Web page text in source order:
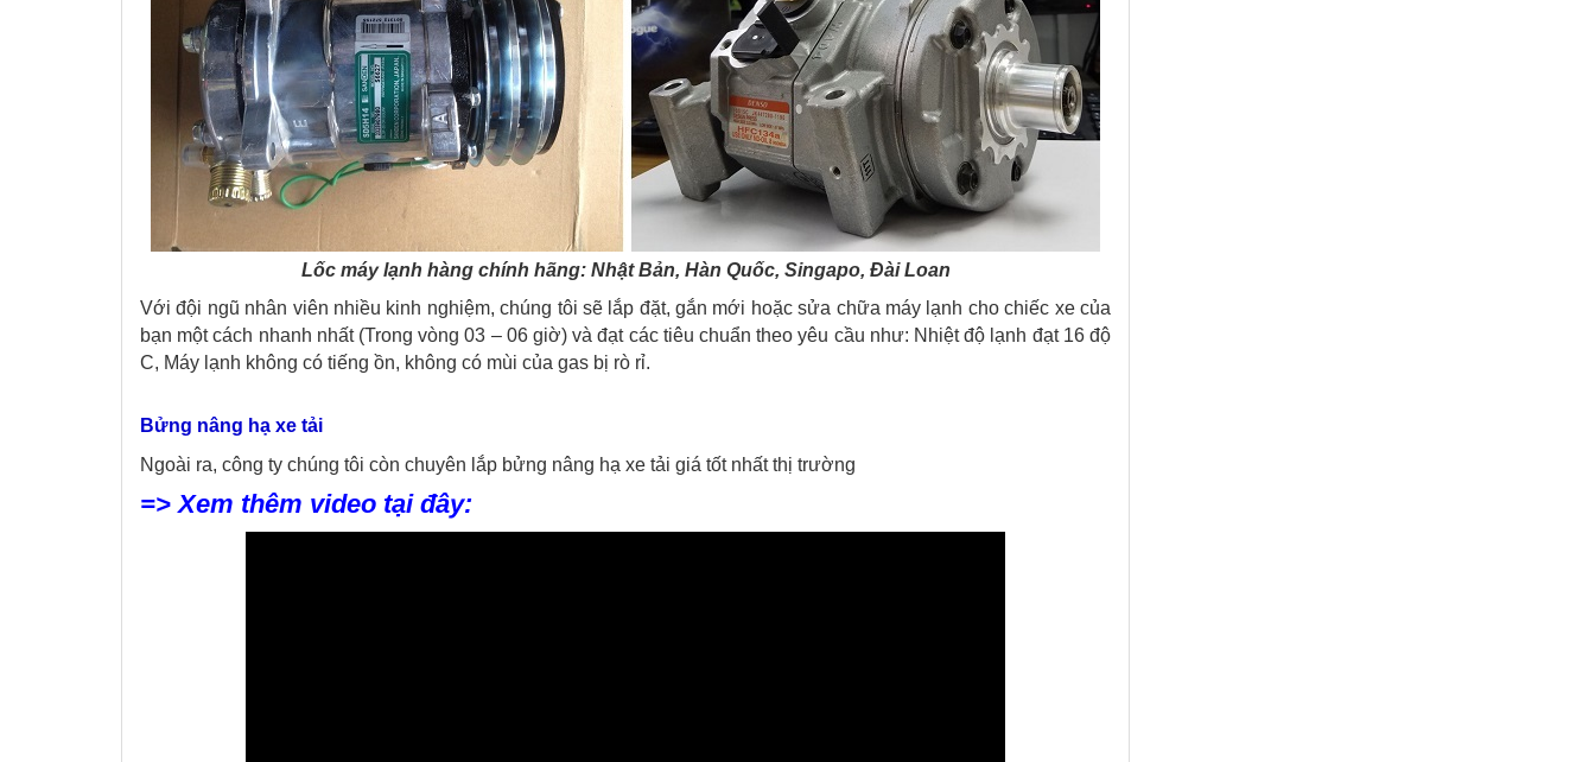
Lốc máy lạnh hàng chính hãng: Nhật Bản, Hàn Quốc, Singapo, Đài Loan
Với đội ngũ nhân viên nhiều kinh nghiệm, chúng tôi sẽ lắp đặt, gắn mới hoặc sửa chữa máy lạnh cho chiếc xe của
bạn một cách nhanh nhất (Trong vòng 03 – 06 giờ) và đạt các tiêu chuẩn theo yêu cầu như: Nhiệt độ lạnh đạt 16 độ
C, Máy lạnh không có tiếng ồn, không có mùi của gas bị rò rỉ.
Bửng nâng hạ xe tải
Ngoài ra, công ty chúng tôi còn chuyên lắp bửng nâng hạ xe tải giá tốt nhất thị trường
=> Xem thêm video tại đây: